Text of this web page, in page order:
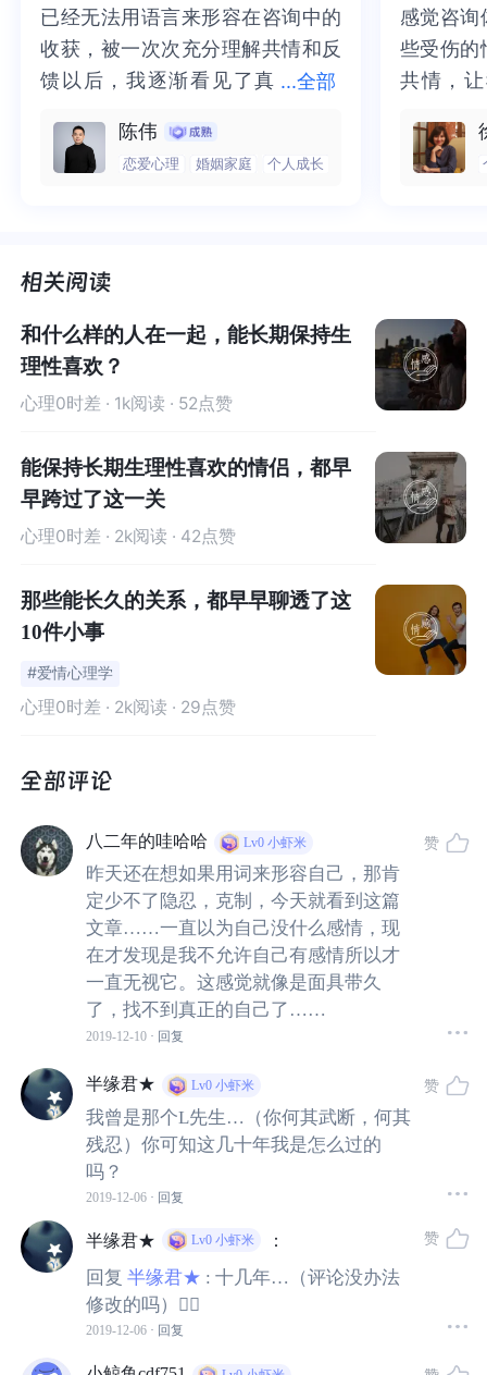
手。
音儿很爱他，用尽心力包容着他所有的小缺点。 他喜欢打
钱，养他便是。” 于是，两人同居的日子，连房租都是音儿
全部负担。
情，一个人也可以的。”
音儿出差归来，深夜两点，男友在家呼呼大睡，音儿自己
音儿说：“他知道如何哄我开心，只要看着他，我就觉得安
心，只要在一起，我就觉得满足。其余，都是小事，不想
就是这个事事不计较的姑娘，不久前，分手了。租来的房
子，她为男友预付了未来三个月的房租，然后从房子里搬
脸，为什么突然要分手，并且丝毫没有回转的余地。
音儿说：“我好累，我对他好，宠他、惯他，他丝毫觉察不
到，一次次的失望早已变成绝望，怎么回头？”
男友听罢，哭诉：“你希望我做什么，为什么不告诉我呢？
我本可以改的！”
音儿摇摇头，说：“我不知道怎么说？你为何一定要逼我
如果在几年前，年纪再小一点，再任性一些的时候，我一
定坚定地站在音儿这边，指责“渣男”不懂感恩，不知体贴。
可是现在，我有些同情L先生，有点为他委屈。
“我一直以为自己何其幸运，有你，给我一个幸福的温
床，却不知你如此委屈，如此不堪重负，你为什么一次
都没有告诉过我，都没有给我改的机会、给我跟你一起
扛的机会，便这样决绝地弃了我”。
...全部
已经无法用语言来形容在咨询中的
收获，被一次次充分理解共情和反
馈以后，我逐渐看见了真
清晰，也慢慢找回了内在的力量。
虽然不知道还要有多久的路要走，
这里，让我真切的感受到了🙏❤️
已经无法用语言来形容在咨询中的
收获，被一次次充分理解共情和反
馈以后，我逐渐看见了真实的那
也慢慢找回了内在的力量。虽然不
知道还要有多久的路要走，但我很
让我真切的感受到了🙏❤️
陈伟
恋爱心理 婚姻家庭 个人成长
感觉咨询
些受伤的
共情，
一部分
而且当
感觉咨询
些受伤的
共情，让
处理的
询师准
和什么样的人在一起，能长期保持生
理性喜欢？
心理0时差 · 1k阅读 · 52点赞
能保持长期生理性喜欢的情侣，都早
早跨过了这一关
心理0时差 · 2k阅读 · 42点赞
那些能长久的关系，都早早聊透了这
10件小事
#爱情心理学
心理0时差 · 2k阅读 · 29点赞
八二年的哇哈哈 Lv0 小虾米
昨天还在想如果用词来形容自己，那肯
定少不了隐忍，克制，今天就看到这篇
文章……一直以为自己没什么感情，现
在才发现是我不允许自己有感情所以才
一直无视它。这感觉就像是面具带久
了，找不到真正的自己了……
2019-12-10 · 回复
赞
半缘君★ Lv0 小虾米
我曾是那个L先生…（你何其武断，何其
残忍）你可知这几十年我是怎么过的
吗？
2019-12-06 · 回复
赞
半缘君★ Lv0 小虾米 ：
回复 半缘君★ : 十几年…（评论没办法
修改的吗）🤷‍♂️
2019-12-06 · 回复
赞